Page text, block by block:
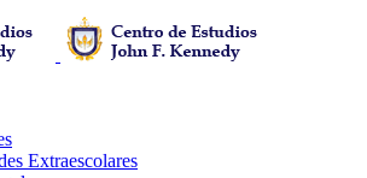
Extraescolares